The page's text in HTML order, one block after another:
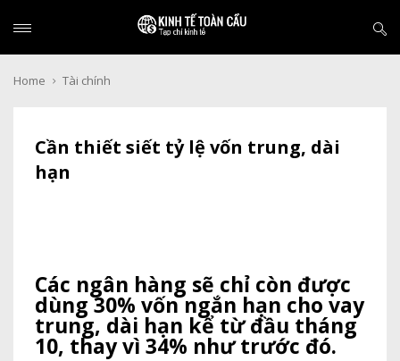
Home Tài chính
Cần thiết siết tỷ lệ vốn trung, dài
hạn
Các ngân hàng sẽ chỉ còn được
dùng 30% vốn ngắn hạn cho vay
trung, dài hạn kể từ đầu tháng
10, thay vì 34% như trước đó.